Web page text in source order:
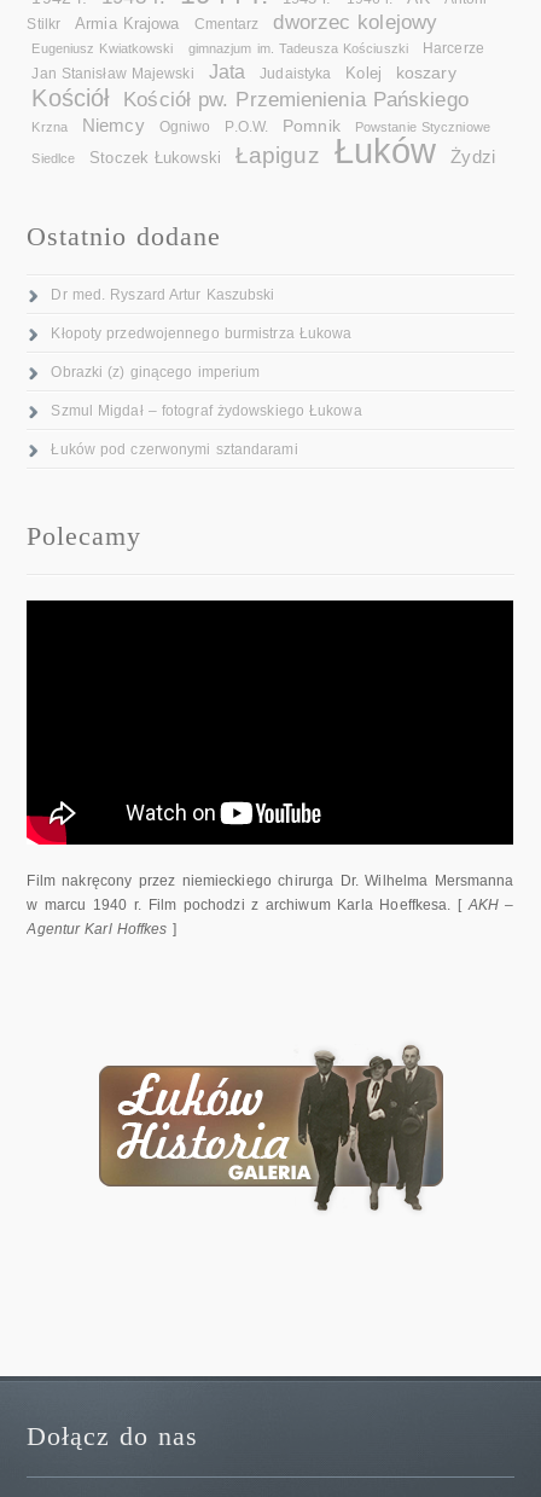
Stilkr
Armia Krajowa Cmentarz dworzec kolejowy
Eugeniusz Kwiatkowski gimnazjum im. Tadeusza Kościuszki Harcerze
Jan Stanisław Majewski Jata Judaistyka Kolej koszary
Kościół Kościół pw. Przemienienia Pańskiego
Krzna Niemcy Ogniwo P.O.W. Pomnik Powstanie Styczniowe
Siedlce Stoczek Łukowski Łapiguz Łuków Żydzi
Ostatnio dodane
Dr med. Ryszard Artur Kaszubski
Kłopoty przedwojennego burmistrza Łukowa
Obrazki (z) ginącego imperium
Szmul Migdał – fotograf żydowskiego Łukowa
Łuków pod czerwonymi sztandarami
Polecamy
Film nakręcony przez niemieckiego chirurga Dr. Wilhelma Mersmanna
w marcu 1940 r. Film pochodzi z archiwum Karla Hoeffkesa. [AKH –
Agentur Karl Hoffkes ]
Dołącz do nas